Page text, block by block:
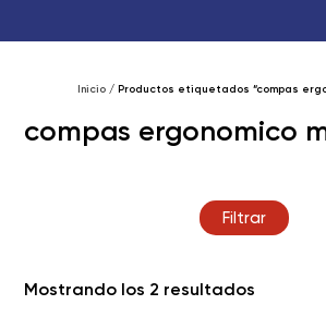
Inicio / Productos etiquetados “compas
compas ergonomico
Filtrar
Mostrando los 2 resultados